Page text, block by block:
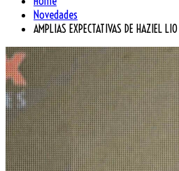
Novedades
AMPLIAS EXPECTATIVAS DE HAZIEL